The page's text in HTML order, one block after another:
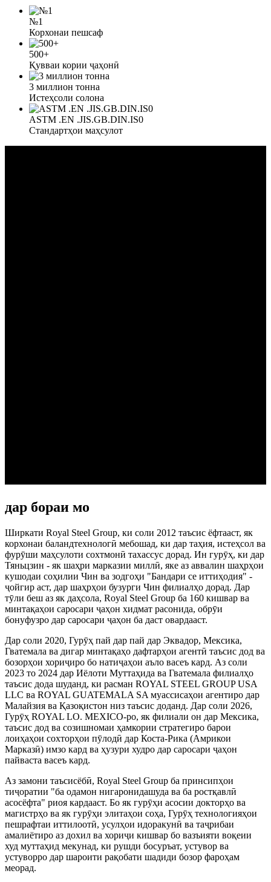
№1
Корхонаи пешсаф
500+
Қувваи кории ҷаҳонӣ
3 миллион тонна
Истеҳсоли солона
ASTM .EN .JIS.GB.DIN.IS0
Стандартҳои маҳсулот
дар бораи мо
Ширкати Royal Steel Group, ки соли 2012 таъсис ёфтааст, як
корхонаи баландтехнологӣ мебошад, ки дар таҳия, истеҳсол ва
фурӯши маҳсулоти сохтмонӣ тахассус дорад. Ин гурӯҳ, ки дар
Тяньцзин - як шаҳри марказии миллӣ, яке аз аввалин шаҳрҳои
кушодаи соҳилии Чин ва зодгоҳи "Бандари се иттиҳодия" -
ҷойгир аст, дар шаҳрҳои бузурги Чин филиалҳо дорад. Дар
тӯли беш аз як даҳсола, Royal Steel Group ба 160 кишвар ва
минтақаҳои саросари ҷаҳон хидмат расонида, обрӯи
бонуфузро дар саросари ҷаҳон ба даст овардааст.
Дар соли 2020, Гурӯҳ пай дар пай дар Эквадор, Мексика,
Гватемала ва дигар минтақаҳо дафтарҳои агентӣ таъсис дод ва
бозорҳои хориҷиро бо натиҷаҳои аъло васеъ кард. Аз соли
2023 то 2024 дар Иёлоти Муттаҳида ва Гватемала филиалҳо
таъсис дода шуданд, ки расман ROYAL STEEL GROUP USA
LLC ва ROYAL GUATEMALA SA муассисаҳои агентиро дар
Малайзия ва Қазоқистон низ таъсис доданд. Дар соли 2026,
Гурӯҳ ROYAL LO. MEXICO-ро, як филиали он дар Мексика,
таъсис дод ва созишномаи ҳамкории стратегиро барои
лоиҳаҳои сохторҳои пӯлодӣ дар Коста-Рика (Амрикои
Марказӣ) имзо кард ва ҳузури худро дар саросари ҷаҳон
пайваста васеъ кард.
Аз замони таъсисёбӣ, Royal Steel Group ба принсипҳои
тиҷоратии "ба одамон нигаронидашуда ва ба ростқавлӣ
асосёфта" риоя кардааст. Бо як гурӯҳи асосии докторҳо ва
магистрҳо ва як гурӯҳи элитаҳои соҳа, Гурӯҳ технологияҳои
пешрафтаи иттилоотӣ, усулҳои идоракунӣ ва таҷрибаи
амалиётиро аз дохил ва хориҷи кишвар бо вазъияти воқеии
худ муттаҳид мекунад, ки рушди босуръат, устувор ва
устуворро дар шароити рақобати шадиди бозор фароҳам
меорад.